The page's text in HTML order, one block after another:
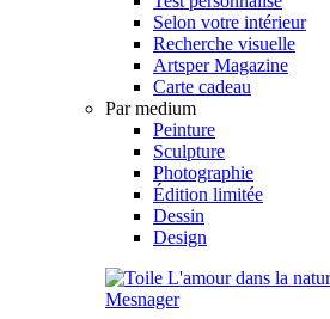
Selon votre intérieur
Recherche visuelle
Artsper Magazine
Carte cadeau
Par medium
Peinture
Sculpture
Photographie
Édition limitée
Dessin
Design